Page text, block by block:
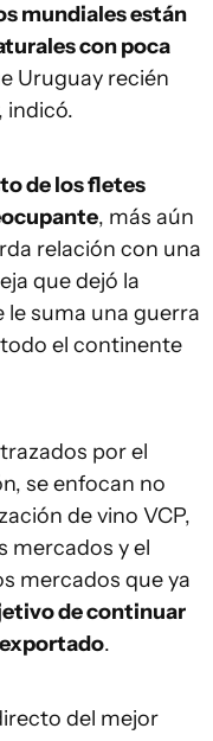
mundiales están
con poca
Uruguay recién
indicó.
de los fletes
, más aún
relación con una
que dejó la
le suma una guerra
el continente
por el
se enfocan no
de vino VCP,
mercados y el
mercados que ya
de continuar
.
del mejor